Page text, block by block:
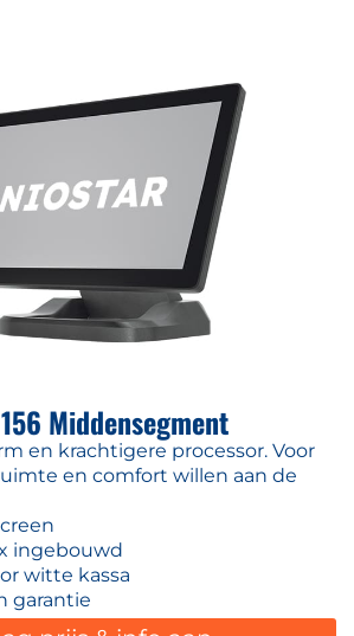
Middensegment
en krachtigere processor. Voor
en comfort willen aan de
ingebouwd
witte kassa
garantie